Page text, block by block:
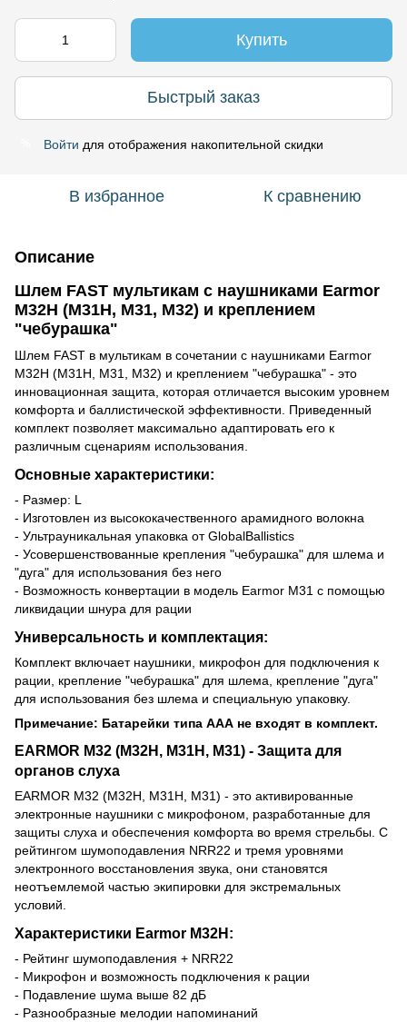
Купить
Быстрый заказ
Войти для отображения накопительной скидки
В избранное К сравнению
Описание
Шлем FAST мультикам с наушниками Earmor
M32H (М31Н, М31, М32) и креплением
"чебурашка"
Шлем FAST в мультикам в сочетании с наушниками Earmor
M32H (М31Н, М31, М32) и креплением "чебурашка" - это
инновационная защита, которая отличается высоким уровнем
комфорта и баллистической эффективности. Приведенный
комплект позволяет максимально адаптировать его к
различным сценариям использования.
Основные характеристики:
- Размер: L
- Изготовлен из высококачественного арамидного волокна
- Ультрауникальная упаковка от GlobalBallistics
- Усовершенствованные крепления "чебурашка" для шлема и
"дуга" для использования без него
- Возможность конвертации в модель Earmor М31 с помощью
ликвидации шнура для рации
Универсальность и комплектация:
Комплект включает наушники, микрофон для подключения к
рации, крепление "чебурашка" для шлема, крепление "дуга"
для использования без шлема и специальную упаковку.
Примечание: Батарейки типа ААА не входят в комплект.
EARMOR M32 (М32Н, М31Н, М31) - Защита для
органов слуха
EARMOR M32 (М32Н, М31Н, М31) - это активированные
электронные наушники с микрофоном, разработанные для
защиты слуха и обеспечения комфорта во время стрельбы. С
рейтингом шумоподавления NRR22 и тремя уровнями
электронного восстановления звука, они становятся
неотъемлемой частью экипировки для экстремальных
условий.
Характеристики Earmor M32H:
- Рейтинг шумоподавления + NRR22
- Микрофон и возможность подключения к рации
- Подавление шума выше 82 дБ
- Разнообразные мелодии напоминаний